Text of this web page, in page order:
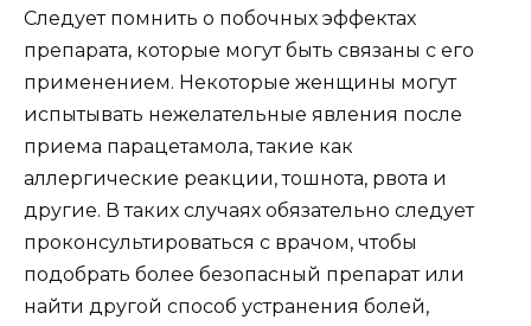
Следует помнить о побочных эффектах
препарата, которые могут быть связаны с его
применением. Некоторые женщины могут
испытывать нежелательные явления после
приема парацетамола, такие как
аллергические реакции, тошнота, рвота и
другие. В таких случаях обязательно следует
проконсультироваться с врачом, чтобы
подобрать более безопасный препарат или
найти другой способ устранения болей,